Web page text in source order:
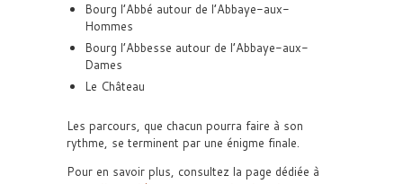
Bourg l’Abbé autour de l’Abbaye-aux-
Hommes
Bourg l’Abbesse autour de l’Abbaye-aux-
Dames
Le Château
Les parcours, que chacun pourra faire à son
rythme, se terminent par une énigme finale.
Pour en savoir plus, consultez la page dédiée à